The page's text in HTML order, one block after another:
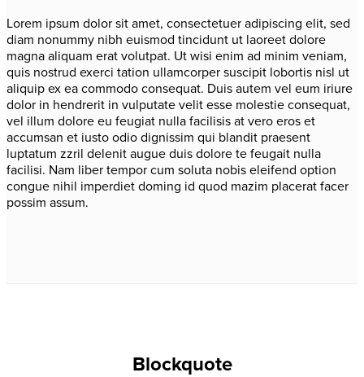
Lorem ipsum dolor sit amet, consectetuer adipiscing elit, sed
diam nonummy nibh euismod tincidunt ut laoreet dolore
magna aliquam erat volutpat. Ut wisi enim ad minim veniam,
quis nostrud exerci tation ullamcorper suscipit lobortis nisl ut
aliquip ex ea commodo consequat. Duis autem vel eum iriure
dolor in hendrerit in vulputate velit esse molestie consequat,
vel illum dolore eu feugiat nulla facilisis at vero eros et
accumsan et iusto odio dignissim qui blandit praesent
luptatum zzril delenit augue duis dolore te feugait nulla
facilisi. Nam liber tempor cum soluta nobis eleifend option
congue nihil imperdiet doming id quod mazim placerat facer
possim assum.
Blockquote